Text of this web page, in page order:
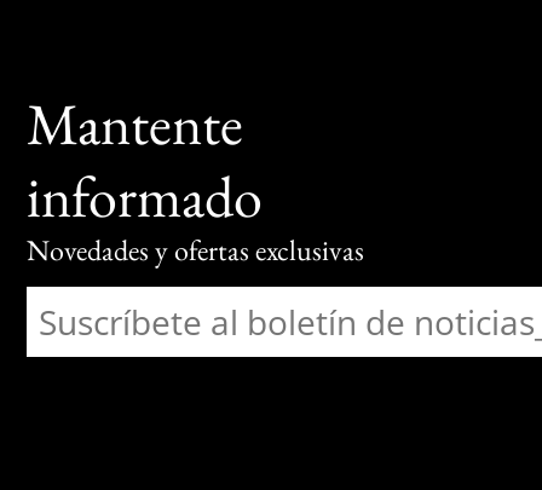
Mantente
informado
Novedades y ofertas exclusivas